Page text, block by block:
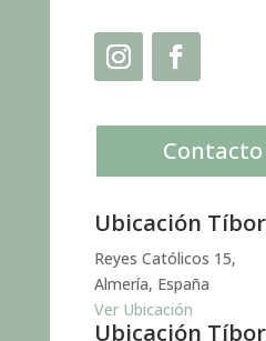
Contacto
Ubicación
Reyes Católicos 15,
Almería, España
Ver Ubicación
Ubicación